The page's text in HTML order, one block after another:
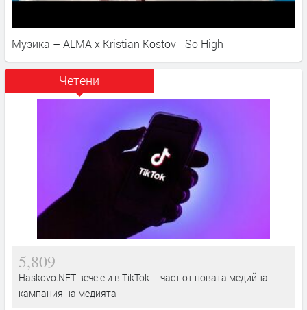
Музика – ALMA x Kristian Kostov - So High
Четени
5,809
Haskovo.NET вече е и в TikTok – част от новата медийна
кампания на медията